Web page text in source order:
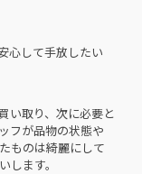
心して手放したい
い取り、次に必要と
フが品物の状態や
ものは綺麗にして
ます。